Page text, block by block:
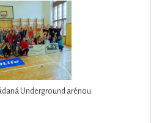
Underground arénou.